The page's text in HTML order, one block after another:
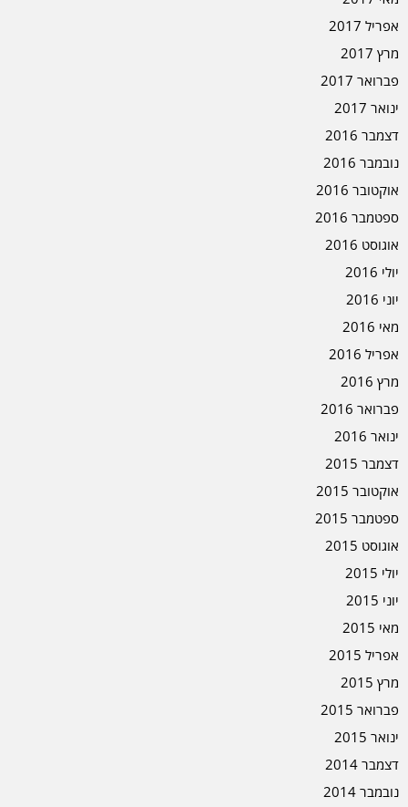
אפריל 2017
מרץ 2017
פברואר 2017
ינואר 2017
דצמבר 2016
נובמבר 2016
אוקטובר 2016
ספטמבר 2016
אוגוסט 2016
יולי 2016
יוני 2016
מאי 2016
אפריל 2016
מרץ 2016
פברואר 2016
ינואר 2016
דצמבר 2015
אוקטובר 2015
ספטמבר 2015
אוגוסט 2015
יולי 2015
יוני 2015
מאי 2015
אפריל 2015
מרץ 2015
פברואר 2015
ינואר 2015
דצמבר 2014
נובמבר 2014